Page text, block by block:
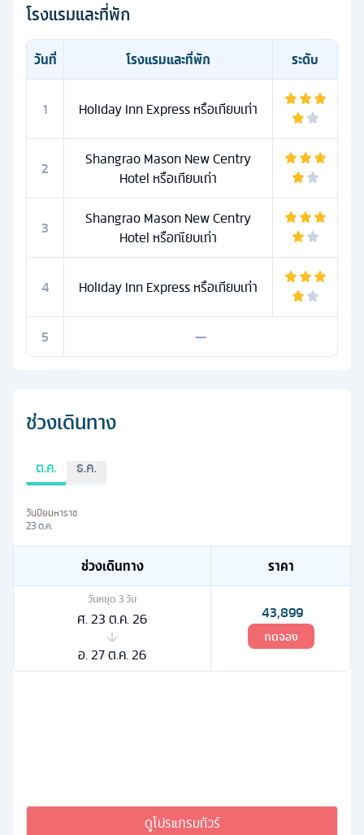
โรงแรมและที่พัก
วันที่ โรงแรมและที่พัก ระดับ
1 Holiday Inn Express หรือเทียบเท่า
2
Shangrao Mason New Centry
Hotel หรือเทียบเท่า
3
Shangrao Mason New Centry
Hotel หรือทเียบเท่า
4 Holiday Inn Express หรือเทียบเท่า
5 —
ช่วงเดินทาง
ต.ค. ธ.ค.
วันปิยมหาราช
23 ต.ค.
ช่วงเดินทาง ราคา
วันหยุด 3วัน
ศ. 23 ต.ค. 26
อ. 27 ต.ค. 26
43,899
กดจอง
ดูโปรแกรมทัวร์